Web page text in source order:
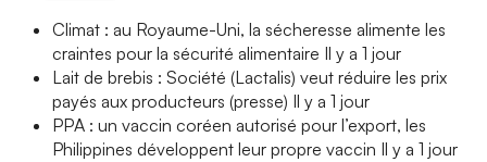
Climat : au Royaume-Uni, la sécheresse alimente les
craintes pour la sécurité alimentaire Il y a 1 jour
Lait de brebis : Société (Lactalis) veut réduire les prix
payés aux producteurs (presse) Il y a 1 jour
PPA : un vaccin coréen autorisé pour l’export, les
Philippines développent leur propre vaccin Il y a 1 jour